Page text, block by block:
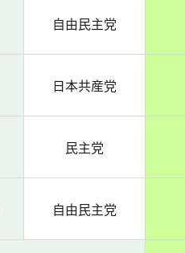
自由民主党
日本共産党
民主党
自由民主党